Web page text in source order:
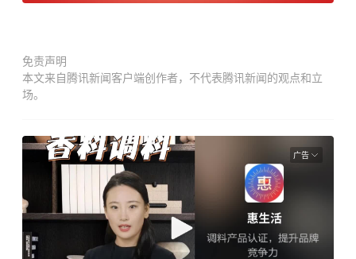
免责声明
本文来自腾讯新闻客户端创作者，不代表腾讯新闻的观点和立
场。
广告